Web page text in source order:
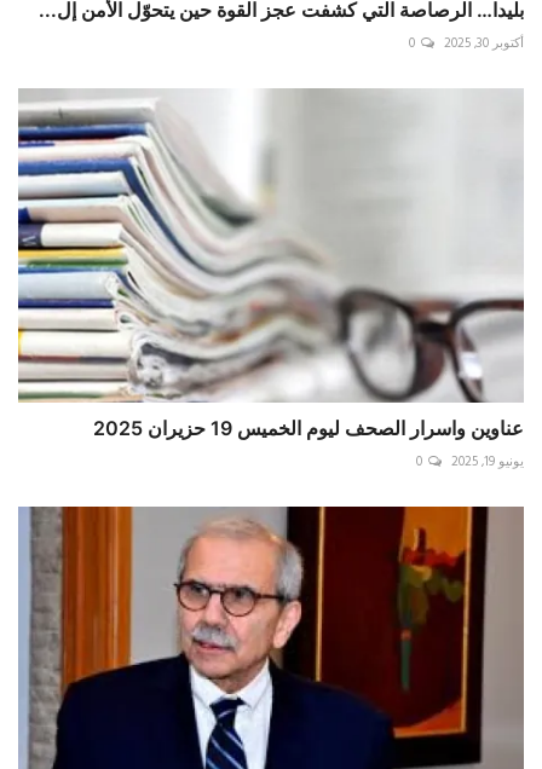
بليدا… الرصاصة التي كشفت عجز القوة حين يتحوّل الأمن إل...
أكتوبر 30, 2025 0
عناوين واسرار الصحف ليوم الخميس 19 حزيران 2025
يونيو 19, 2025 0